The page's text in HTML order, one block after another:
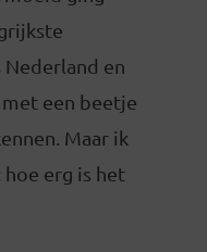
en
een beetje
Maar ik
hoe erg is het